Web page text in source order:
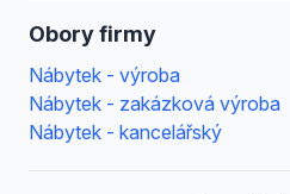
Obory firmy
Nábytek - výroba
Nábytek - zakázková výroba
Nábytek - kancelářský